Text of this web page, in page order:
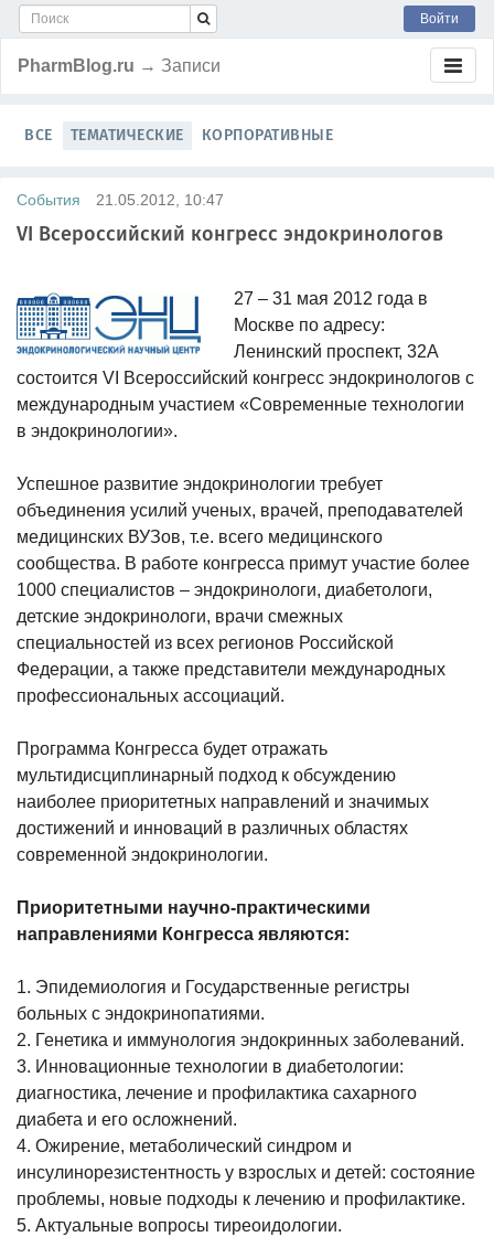
Войти
PharmBlog.ru → Записи
ВСЕ ТЕМАТИЧЕСКИЕ КОРПОРАТИВНЫЕ
События 21.05.2012, 10:47
VI Всероссийский конгресс эндокринологов
27 – 31 мая 2012 года в
Москве по адресу:
Ленинский проспект, 32А
состоится VI Всероссийский конгресс эндокринологов с
международным участием «Современные технологии
в эндокринологии».
Успешное развитие эндокринологии требует
объединения усилий ученых, врачей, преподавателей
медицинских ВУЗов, т.е. всего медицинского
сообщества. В работе конгресса примут участие более
1000 специалистов – эндокринологи, диабетологи,
детские эндокринологи, врачи смежных
специальностей из всех регионов Российской
Федерации, а также представители международных
профессиональных ассоциаций.
Программа Конгресса будет отражать
мультидисциплинарный подход к обсуждению
наиболее приоритетных направлений и значимых
достижений и инноваций в различных областях
современной эндокринологии.
Приоритетными научно-практическими
направлениями Конгресса являются:
1. Эпидемиология и Государственные регистры
больных с эндокринопатиями.
2. Генетика и иммунология эндокринных заболеваний.
3. Инновационные технологии в диабетологии:
диагностика, лечение и профилактика сахарного
диабета и его осложнений.
4. Ожирение, метаболический синдром и
инсулинорезистентность у взрослых и детей: состояние
проблемы, новые подходы к лечению и профилактике.
5. Актуальные вопросы тиреоидологии.